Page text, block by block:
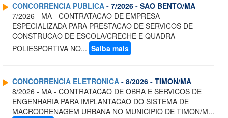
CONCORRENCIA PUBLICA - 7/2026 - SAO BENTO/MA
7/2026 - MA - CONTRATACAO DE EMPRESA
ESPECIALIZADA PARA PRESTACAO DE SERVICOS DE
CONSTRUCAO DE ESCOLA/CRECHE E QUADRA
POLIESPORTIVA NO... Saiba mais
CONCORRENCIA ELETRONICA - 8/2026 - TIMON/MA
8/2026 - MA - CONTRATACAO DE OBRA E SERVICOS DE
ENGENHARIA PARA IMPLANTACAO DO SISTEMA DE
MACRODRENAGEM URBANA NO MUNICIPIO DE TIMON/M...